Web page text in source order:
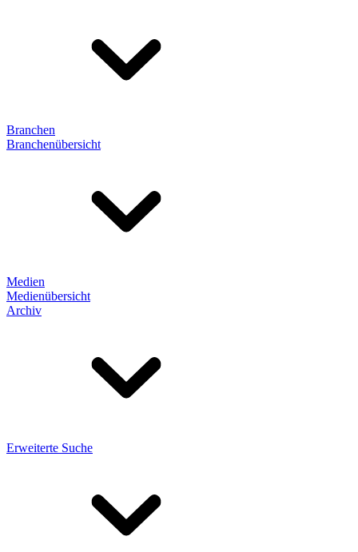
Branchen
Branchenübersicht
Medien
Medienübersicht
Archiv
Erweiterte Suche